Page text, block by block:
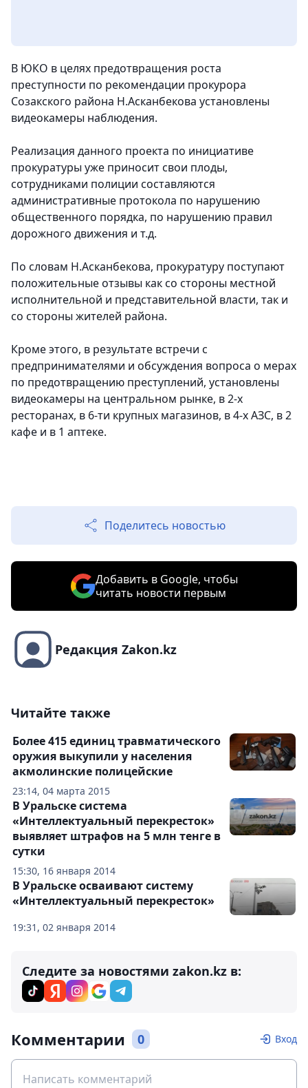
В ЮКО в целях предотвращения роста
преступности по рекомендации прокурора
Созакского района Н.Асканбекова установлены
видеокамеры наблюдения.
Реализация данного проекта по инициативе
прокуратуры уже приносит свои плоды,
сотрудниками полиции составляются
административные протокола по нарушению
общественного порядка, по нарушению правил
дорожного движения и т.д.
По словам Н.Асканбекова, прокуратуру поступают
положительные отзывы как со стороны местной
исполнительной и представительной власти, так и
со стороны жителей района.
Кроме этого, в результате встречи с
предпринимателями и обсуждения вопроса о мерах
по предотвращению преступлений, установлены
видеокамеры на центральном рынке, в 2-х
ресторанах, в 6-ти крупных магазинов, в 4-х АЗС, в 2
кафе и в 1 аптеке.
Поделитесь новостью
Добавить в Google, чтобы
читать новости первым
Редакция Zakon.kz
Читайте также
23:14, 04 марта 2015
Более 415 единиц травматического
оружия выкупили у населения
акмолинские полицейские
15:30, 16 января 2014
В Уральске система
«Интеллектуальный перекресток»
выявляет штрафов на 5 млн тенге в
сутки
19:31, 02 января 2014
В Уральске осваивают систему
«Интеллектуальный перекресток»
Следите за новостями zakon.kz в:
Комментарии 0 Вход